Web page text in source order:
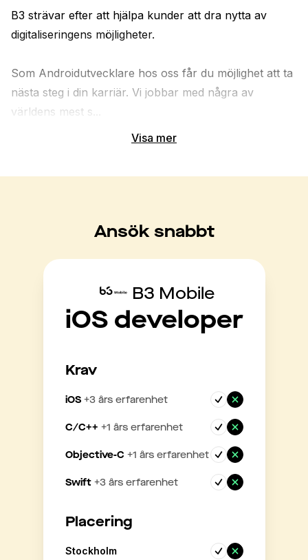
B3 strävar efter att hjälpa kunder att dra nytta av
digitaliseringens möjligheter.
Som Androidutvecklare hos oss får du möjlighet att ta
nästa steg i din karriär. Vi jobbar med några av
världens mest s...
Visa mer
Ansök snabbt
B3 Mobile
iOS developer
Krav
iOS +3 års erfarenhet
C/C++ +1 års erfarenhet
Objective-C +1 års erfarenhet
Swift +3 års erfarenhet
Placering
Stockholm